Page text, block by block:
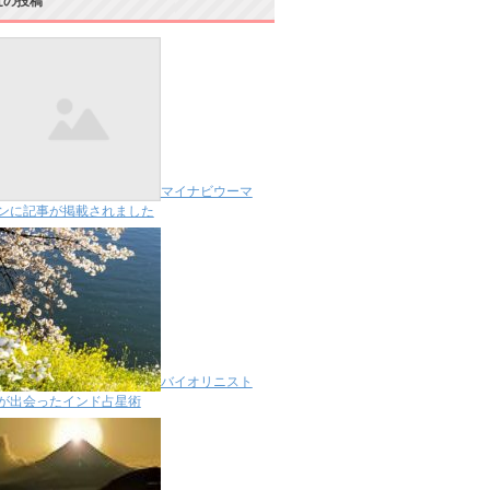
マイナビウーマ
に記事が掲載されました
バイオリニスト
出会ったインド占星術